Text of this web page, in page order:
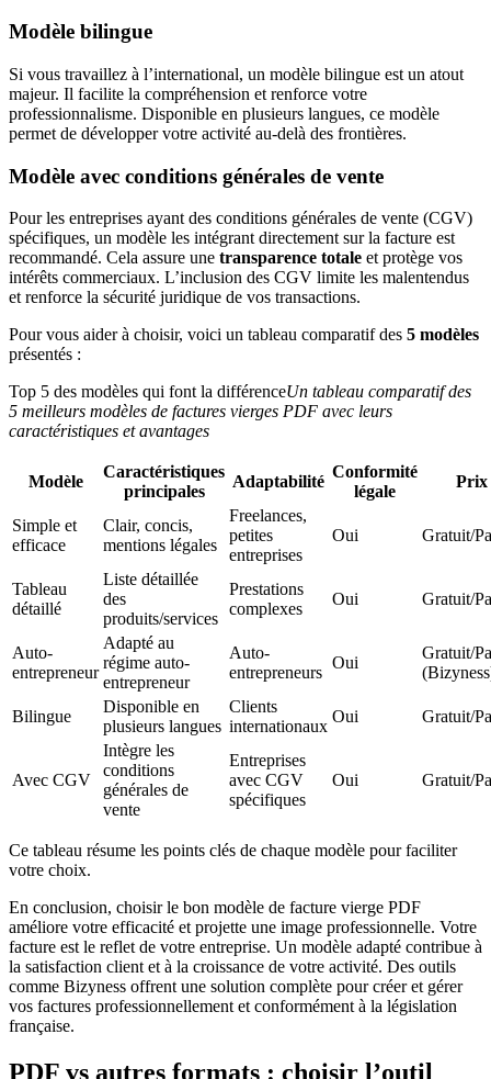
Modèle bilingue
Si vous travaillez à l’international, un modèle bilingue est un atout
majeur. Il facilite la compréhension et renforce votre
professionnalisme. Disponible en plusieurs langues, ce modèle
permet de développer votre activité au-delà des frontières.
Modèle avec conditions générales de vente
Pour les entreprises ayant des conditions générales de vente (CGV)
spécifiques, un modèle les intégrant directement sur la facture est
recommandé. Cela assure une transparence totale et protège vos
intérêts commerciaux. L’inclusion des CGV limite les malentendus
et renforce la sécurité juridique de vos transactions.
Pour vous aider à choisir, voici un tableau comparatif des 5 modèles
présentés :
Top 5 des modèles qui font la différenceUn tableau comparatif des
5 meilleurs modèles de factures vierges PDF avec leurs
caractéristiques et avantages
Modèle
Caractéristiques
principales
Adaptabilité
Conformité
légale
Prix
Simple et
efficace
Clair, concis,
mentions légales
Freelances,
petites
entreprises
Oui Gratuit/
Tableau
détaillé
Liste détaillée
des
produits/services
Prestations
complexes
Oui Gratuit/
Auto-
entrepreneur
Adapté au
régime auto-
entrepreneur
Auto-
entrepreneurs
Oui
Gratuit/
Bilingue
Disponible en
plusieurs langues
Clients
internationaux
Oui Gratuit/
Avec CGV
Intègre les
conditions
générales de
vente
Entreprises
avec CGV
spécifiques
Oui Gratuit/
Ce tableau résume les points clés de chaque modèle pour faciliter
votre choix.
En conclusion, choisir le bon modèle de facture vierge PDF
améliore votre efficacité et projette une image professionnelle. Votre
facture est le reflet de votre entreprise. Un modèle adapté contribue à
la satisfaction client et à la croissance de votre activité. Des outils
comme Bizyness offrent une solution complète pour créer et gérer
vos factures professionnellement et conformément à la législation
française.
PDF vs autres formats : choisir l’outil